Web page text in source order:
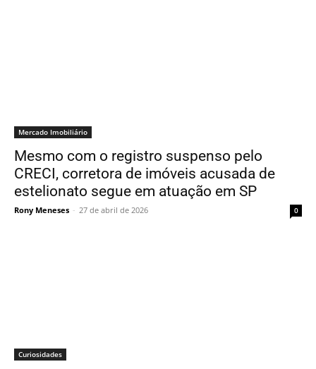
Mercado Imobiliário
Mesmo com o registro suspenso pelo
CRECI, corretora de imóveis acusada de
estelionato segue em atuação em SP
Rony Meneses - 27 de abril de 2026 0
Curiosidades